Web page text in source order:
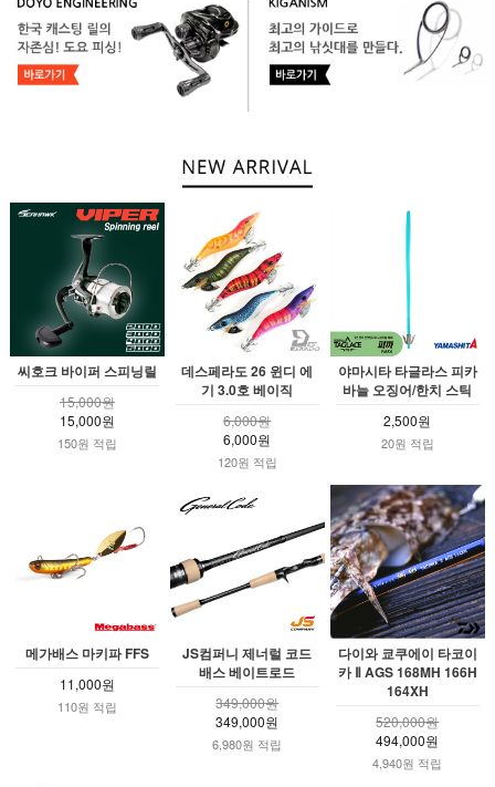
씨호크 바이퍼 스피닝릴
15,000원
15,000원
150원 적립
데스페라도 26 윈디 에
기 3.0호 베이직
6,000원
6,000원
120원 적립
야마시타 타글라스 피카
바늘 오징어/한치 스틱
2,500원
20원 적립
메가배스 마키파 FFS
11,000원
110원 적립
JS컴퍼니 제너럴 코드
배스 베이트로드
349,000원
349,000원
6,980원 적립
다이와 쿄쿠에이 타코이
카 Ⅱ AGS 168MH 166H
164XH
520,000원
494,000원
4,940원 적립